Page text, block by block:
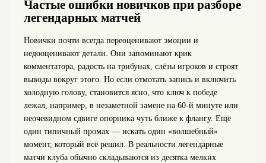
Частые ошибки новичков при разборе
легендарных матчей
Новички почти всегда переоценивают эмоции и
недооценивают детали. Они запоминают крик
комментатора, радость на трибунах, слёзы игроков и строят
выводы вокруг этого. Но если отмотать запись и включить
холодную голову, становится ясно, что ключ к победе
лежал, например, в незаметной замене на 60‑й минуте или
неочевидном сдвиге опорника чуть ближе к флангу. Ещё
один типичный промах — искать один «волшебный»
момент, который всё решил. В реальности легендарные
матчи клуба обычно складываются из десятка мелких